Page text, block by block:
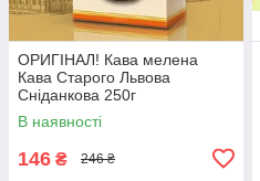
ОРИГІНАЛ! Кава мелена
Кава Старого Львова
Сніданкова 250г
В наявності
146 ₴ 246 ₴